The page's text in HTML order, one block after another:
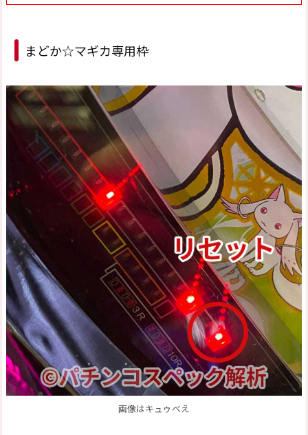
まどか☆マギカ専用枠
画像はキュゥべえ